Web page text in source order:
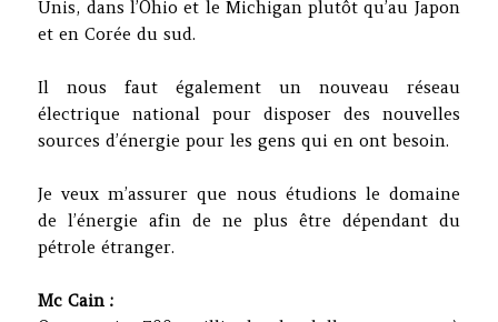
Unis, dans l’Ohio et le Michigan plutôt qu’au Japon
et en Corée du sud.
Il nous faut également un nouveau réseau
électrique national pour disposer des nouvelles
sources d’énergie pour les gens qui en ont besoin.
Je veux m’assurer que nous étudions le domaine
de l’énergie afin de ne plus être dépendant du
pétrole étranger.
Mc Cain :